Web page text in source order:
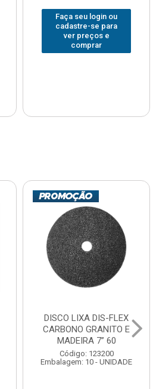
Faça seu login ou
cadastre-se para
ver preços e
comprar
DISCO LIXA DIS-FLEX
CARBONO GRANITO E
MADEIRA 7” 60
Código: 123200
Embalagem: 10 - UNIDADE